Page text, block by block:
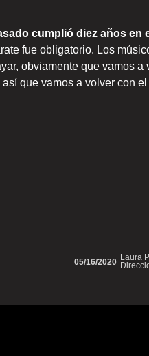
cumplió diez años en
fue obligatorio. Los
obviamente que vamos a
que vamos a volver con el
Laura
05/16/2020